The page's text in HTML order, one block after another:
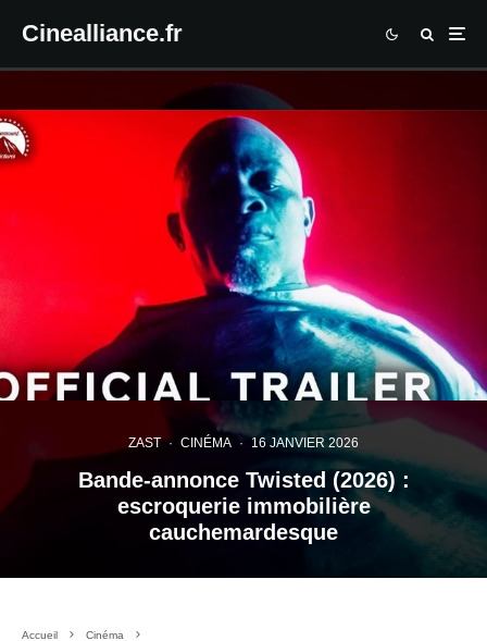
Cinealliance.fr
ZAST · CINÉMA · 16 JANVIER 2026
Bande-annonce Twisted (2026) :
escroquerie immobilière
cauchemardesque
Accueil
Cinéma